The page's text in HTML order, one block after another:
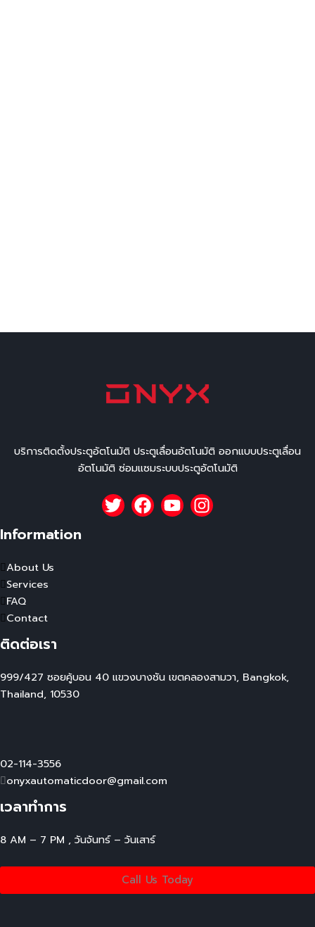
บริการติดตั้งประตูอัตโนมัติ ประตูเลื่อนอัตโนมัติ ออกแบบประตูเลื่อน
อัตโนมัติ ซ่อมแซมระบบประตูอัตโนมัติ
Information
About Us
Services
FAQ
Contact
ติดต่อเรา
999/427 ซอยคู้บอน 40 แขวงบางชัน เขตคลองสามวา, Bangkok,
Thailand, 10530
02-114-3556
onyxautomaticdoor@gmail.com
เวลาทำการ
8 AM – 7 PM , วันจันทร์ – วันเสาร์
Call Us Today